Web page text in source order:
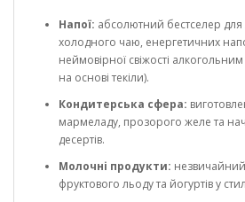
Напої: абсолютний бестселер для
холодного чаю, енергетичних
неймовірної свіжості
на основі текіли).
Кондитерська сфера:
мармеладу, прозорого желе та
десертів.
Молочні продукти: незвичайний
фруктового льоду та йогуртів у